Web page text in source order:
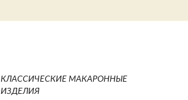
КЛАССИЧЕСКИЕ МАКАРОННЫЕ
ИЗДЕЛИЯ